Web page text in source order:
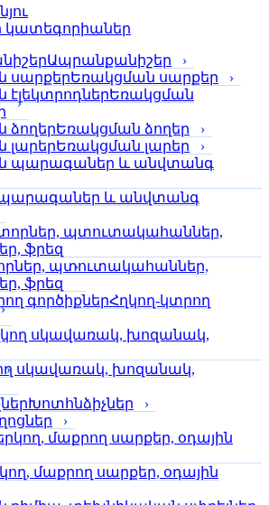
կատեգորիաներ
Ապրանքանիշեր
Եռակցման սարքեր
Եռակցման
Եռակցման ձողեր
Եռակցման լարեր
և անվտանգ
պտուտակահաններ,
ֆրեզ
Հղկող-կտրող
սկավառակ, խոզանակ,
Խոտհնձիչներ
մաքրող սարքեր, օդային